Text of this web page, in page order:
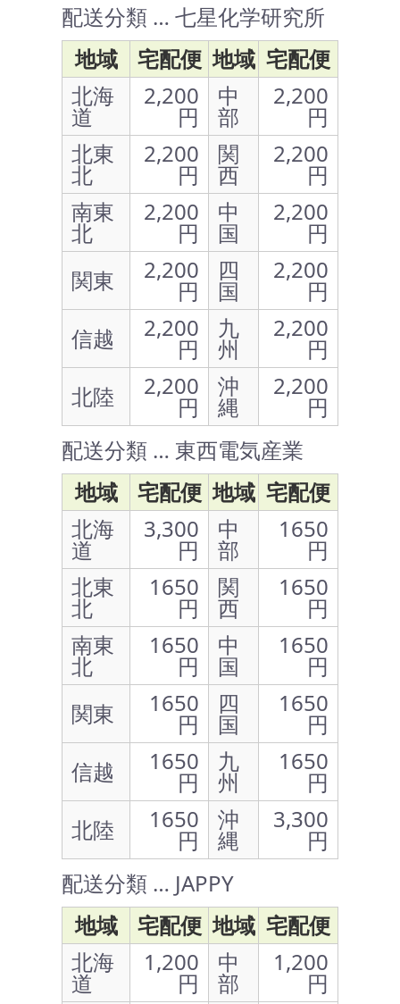
配送分類 … 七星化学研究所
地域
宅配便 地域 宅配便
北海
道
2,200
円
中
部
2,200
円
北東
北
2,200
円
関
西
2,200
円
南東
北
2,200
円
中
国
2,200
円
関東
2,200
円
四
国
2,200
円
信越
2,200
円
九
州
2,200
円
北陸
2,200
円
沖
縄
2,200
円
配送分類 … 東西電気産業
地域
宅配便 地域 宅配便
北海
道
3,300
円
中
部
1650
円
北東
北
1650
円
関
西
1650
円
南東
北
1650
円
中
国
1650
円
関東
1650
円
四
国
1650
円
信越
1650
円
九
州
1650
円
北陸
1650
円
沖
縄
3,300
円
配送分類 … JAPPY
地域
宅配便 地域 宅配便
北海
道
1,200
円
中
部
1,200
円